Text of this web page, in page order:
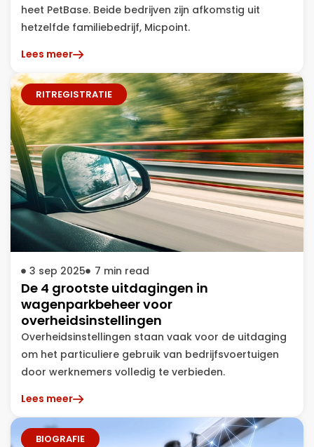
heet PetBase. Beide bedrijven zijn afkomstig uit
hetzelfde familiebedrijf, Micpoint.
Lees meer
RITREGISTRATIE
3 sep 2025 7 min read
De 4 grootste uitdagingen in
wagenparkbeheer voor
overheidsinstellingen
Overheidsinstellingen staan vaak voor de uitdaging
om het particuliere gebruik van bedrijfsvoertuigen
door werknemers volledig te verbieden.
Lees meer
BIOGRAFIE